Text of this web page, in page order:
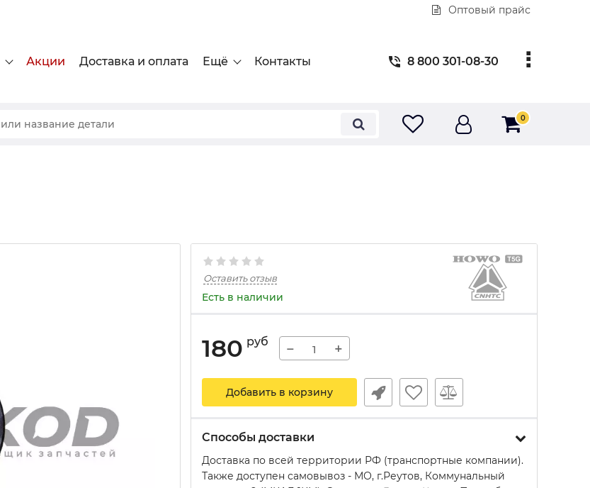
Оптовый прайс
Акции Доставка и оплата Ещё Контакты 8 800 301-08-30
0
Оставить отзыв
Есть в наличии
180 руб − +
Добавить в корзину
Способы доставки
Доставка по всей территории РФ (транспортные компании).
Также доступен самовывоз - МО, г.Реутов, Коммунальный